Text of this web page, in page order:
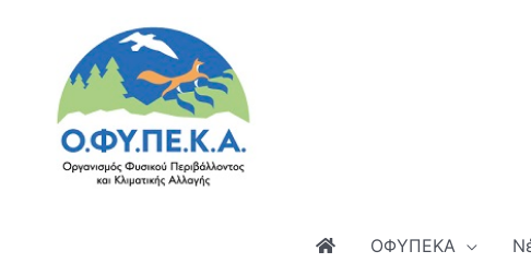
περιεχόμενο
ΟΦΥΠΕΚΑ